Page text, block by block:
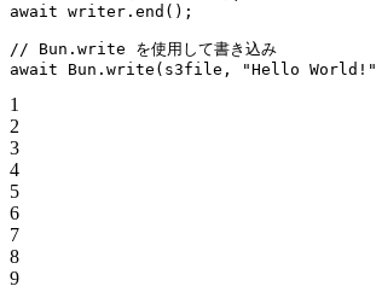
await writer. end ();
// Bun.write を使用して書き込み
await Bun. write (s3file, "Hello World!"
1
2
3
4
5
6
7
8
9